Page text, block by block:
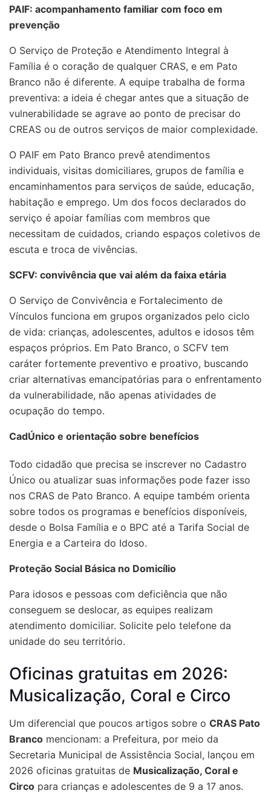
PAIF: acompanhamento familiar com foco em
prevenção
O Serviço de Proteção e Atendimento Integral à
Família é o coração de qualquer CRAS, e em Pato
Branco não é diferente. A equipe trabalha de forma
preventiva: a ideia é chegar antes que a situação de
vulnerabilidade se agrave ao ponto de precisar do
CREAS ou de outros serviços de maior complexidade.
O PAIF em Pato Branco prevê atendimentos
individuais, visitas domiciliares, grupos de família e
encaminhamentos para serviços de saúde, educação,
habitação e emprego. Um dos focos declarados do
serviço é apoiar famílias com membros que
necessitam de cuidados, criando espaços coletivos de
escuta e troca de vivências.
SCFV: convivência que vai além da faixa etária
O Serviço de Convivência e Fortalecimento de
Vínculos funciona em grupos organizados pelo ciclo
de vida: crianças, adolescentes, adultos e idosos têm
espaços próprios. Em Pato Branco, o SCFV tem
caráter fortemente preventivo e proativo, buscando
criar alternativas emancipatórias para o enfrentamento
da vulnerabilidade, não apenas atividades de
ocupação do tempo.
CadÚnico e orientação sobre benefícios
Todo cidadão que precisa se inscrever no Cadastro
Único ou atualizar suas informações pode fazer isso
nos CRAS de Pato Branco. A equipe também orienta
sobre todos os programas e benefícios disponíveis,
desde o Bolsa Família e o BPC até a Tarifa Social de
Energia e a Carteira do Idoso.
Proteção Social Básica no Domicílio
Para idosos e pessoas com deficiência que não
conseguem se deslocar, as equipes realizam
atendimento domiciliar. Solicite pelo telefone da
unidade do seu território.
Oficinas gratuitas em 2026:
Musicalização, Coral e Circo
Um diferencial que poucos artigos sobre o CRAS Pato
Branco mencionam: a Prefeitura, por meio da
Secretaria Municipal de Assistência Social, lançou em
2026 oficinas gratuitas de Musicalização, Coral e
Circo para crianças e adolescentes de 9 a 17 anos.